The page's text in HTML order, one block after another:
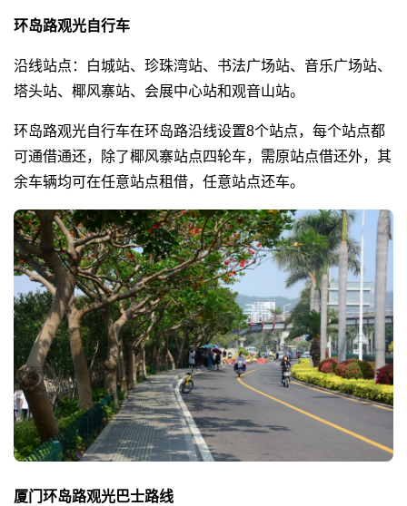
环岛路观光自行车
沿线站点：白城站、珍珠湾站、书法广场站、音乐广场站、
塔头站、椰风寨站、会展中心站和观音山站。
环岛路观光自行车在环岛路沿线设置8个站点，每个站点都
可通借通还，除了椰风寨站点四轮车，需原站点借还外，其
余车辆均可在任意站点租借，任意站点还车。
厦门环岛路观光巴士路线